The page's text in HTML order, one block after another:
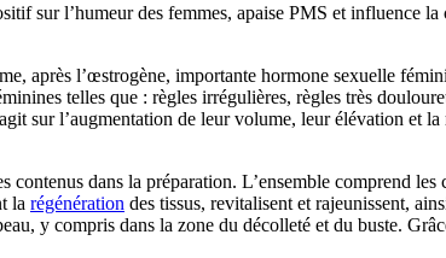
sur l’humeur des femmes, apaise PMS et influence la
après l’œstrogène, importante hormone sexuelle
telles que : règles irrégulières, règles très
sur l’augmentation de leur volume, leur élévation et la
dans la préparation. L’ensemble comprend les
la régénération des tissus, revitalisent et rajeunissent,
y compris dans la zone du décolleté et du buste.